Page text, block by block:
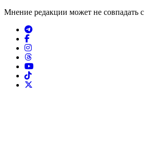
Мнение редакции может не совпадать